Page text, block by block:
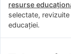
resurse
selectate,
educației.